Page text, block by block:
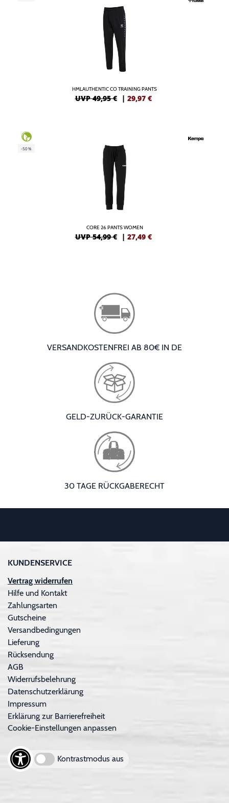
HMLAUTHENTIC CO TRAINING PANTS
UVP 49,95 € | 29,97 €
-50%
CORE 26 PANTS WOMEN
UVP 54,99 € | 27,49 €
VERSANDKOSTENFREI AB 80€ IN DE
GELD-ZURÜCK-GARANTIE
30 TAGE RÜCKGABERECHT
KUNDENSERVICE
Vertrag widerrufen
Hilfe und Kontakt
Zahlungsarten
Gutscheine
Versandbedingungen
Lieferung
Rücksendung
AGB
Widerrufsbelehrung
Datenschutzerklärung
Impressum
Erklärung zur Barrierefreiheit
Cookie-Einstellungen anpassen
Kontrastmodus aus